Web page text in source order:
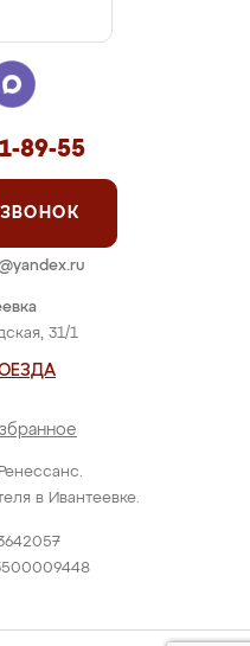
в Ивантеевке.
31/1
89-55